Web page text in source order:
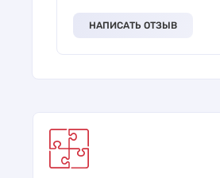
НАПИСАТЬ ОТЗЫВ